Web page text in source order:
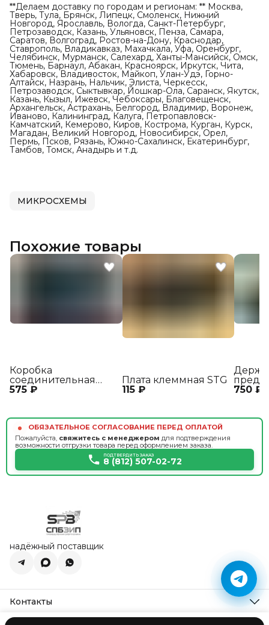
**Делаем доставку по городам и регионам: ** Москва,
Тверь, Тула, Брянск, Липецк, Смоленск, Нижний
Новгород, Ярославль, Вологда, Санкт-Петербург,
Петрозаводск, Казань, Ульяновск, Пенза, Самара,
Саратов, Волгоград, Ростов-на-Дону, Краснодар,
Ставрополь, Владикавказ, Махачкала, Уфа, Оренбург,
Челябинск, Мурманск, Салехард, Ханты-Мансийск, Омск,
Тюмень, Барнаул, Абакан, Красноярск, Иркутск, Чита,
Хабаровск, Владивосток, Майкоп, Улан-Удэ, Горно-
Алтайск, Назрань, Нальчик, Элиста, Черкесск,
Петрозаводск, Сыктывкар, Йошкар-Ола, Саранск, Якутск,
Казань, Кызыл, Ижевск, Чебоксары, Благовещенск,
Архангельск, Астрахань, Белгород, Владимир, Воронеж,
Иваново, Калининград, Калуга, Петропавловск-
Камчатский, Кемерово, Киров, Кострома, Курган, Курск,
Магадан, Великий Новгород, Новосибирск, Орел,
Пермь, Псков, Рязань, Южно-Сахалинск, Екатеринбург,
Тамбов, Томск, Анадырь и т.д.
МИКРОСХЕМЫ
Похожие товары
575 ₽
Коробка
соединительная
КС3-2
115 ₽
Плата клеммная STG
750 ₽
ДВП8-
ОБЯЗАТЕЛЬНОЕ СОГЛАСОВАНИЕ ПЕРЕД ОПЛАТОЙ
Пожалуйста, свяжитесь с менеджером для подтверждения
возможности отгрузки товара перед оформлением заказа.
ПОДТВЕРДИТЬ ЗАКАЗ
8 (812) 507-02-72
надёжный поставщик
Контакты
Адрес